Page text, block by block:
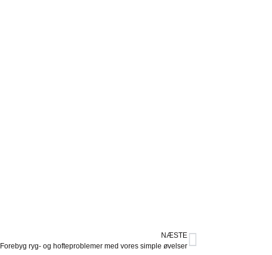
NÆSTE
Forebyg ryg- og hofteproblemer med vores simple øvelser